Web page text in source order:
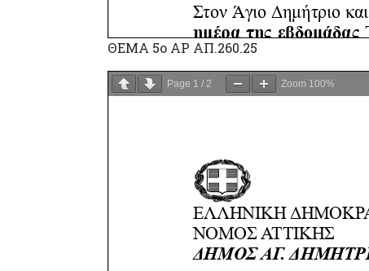
ΘΕΜΑ 5o ΑΡ ΑΠ.260.25
Page 1 / 2 Zoom 100%